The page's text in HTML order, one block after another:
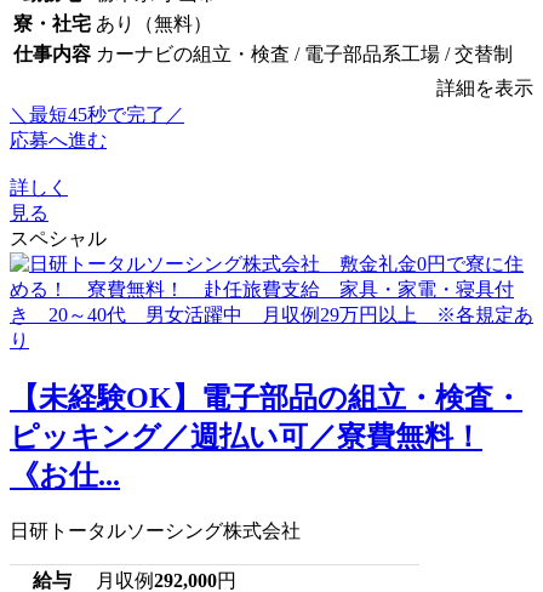
寮・社宅 あり（無料）
仕事内容 カーナビの組立・検査 / 電子部品系工場 / 交替制
詳細を表示
＼最短45秒で完了／
応募へ進む
詳しく
見る
スペシャル
【未経験OK】電子部品の組立・検査・
ピッキング／週払い可／寮費無料！
《お仕...
日研トータルソーシング株式会社
給与 月収例292,000円